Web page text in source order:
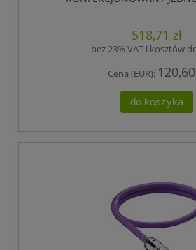
ZAKOŃCZONY, ŻEŃSKIE ZŁĄCZE
518,71 zł
bez 23% VAT i kosztów
Cena (EUR):
do koszyka